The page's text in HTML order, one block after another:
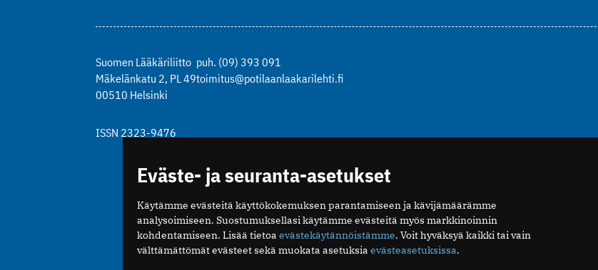
Suomen Lääkäriliitto
Mäkelänkatu 2, PL 49
00510 Helsinki
puh. (09) 393 091
toimitus@potilaanlaakarilehti.fi
ISSN 2323-9476
Eväste- ja seuranta-asetukset
Käytämme evästeitä käyttökokemuksen parantamiseen ja kävijämäärämme
analysoimiseen. Suostumuksellasi käytämme evästeitä myös markkinoinnin
kohdentamiseen. Lisää tietoa evästekäytännöistämme. Voit hyväksyä kaikki tai vain
välttämättömät evästeet sekä muokata asetuksia evästeasetuksissa.